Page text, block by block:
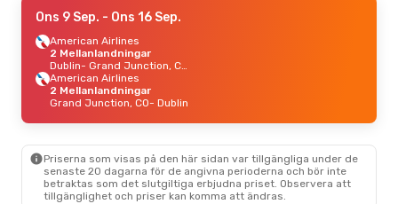
Ons 9 Sep. - Ons 16 Sep.
American Airlines
2 Mellanlandningar
Dublin
- Grand Junction, CO
American Airlines
2 Mellanlandningar
Grand Junction, CO- Dublin
Priserna som visas på den här sidan var tillgängliga under de
senaste 20 dagarna för de angivna perioderna och bör inte
betraktas som det slutgiltiga erbjudna priset. Observera att
tillgänglighet och priser kan komma att ändras.